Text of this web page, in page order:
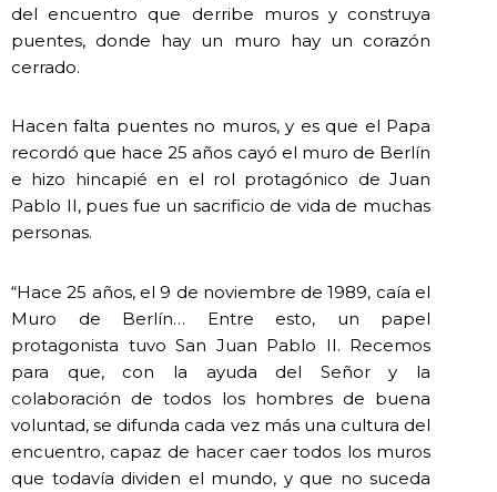
del encuentro que derribe muros y construya
puentes, donde hay un muro hay un corazón
cerrado.
Hacen falta puentes no muros, y es que el Papa
recordó que hace 25 años cayó el muro de Berlín
e hizo hincapié en el rol protagónico de Juan
Pablo II, pues fue un sacrificio de vida de muchas
personas.
“Hace 25 años, el 9 de noviembre de 1989, caía el
Muro de Berlín… Entre esto, un papel
protagonista tuvo San Juan Pablo II. Recemos
para que, con la ayuda del Señor y la
colaboración de todos los hombres de buena
voluntad, se difunda cada vez más una cultura del
encuentro, capaz de hacer caer todos los muros
que todavía dividen el mundo, y que no suceda